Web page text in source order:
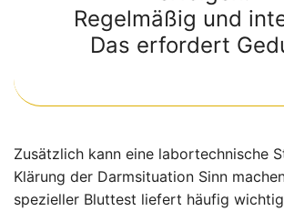
Regelmäßig und
Das erfordert
Zusätzlich kann eine labortechnische
Klärung der Darmsituation Sinn
spezieller Bluttest liefert häufig